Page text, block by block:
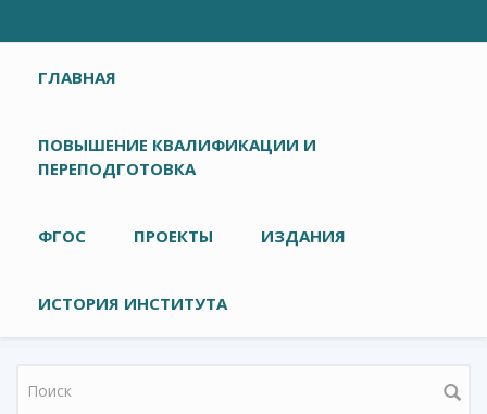
Главное меню
ГЛАВНАЯ
ПОВЫШЕНИЕ КВАЛИФИКАЦИИ И
ПЕРЕПОДГОТОВКА
ФГОС ПРОЕКТЫ ИЗДАНИЯ
ИСТОРИЯ ИНСТИТУТА
Форма поиска